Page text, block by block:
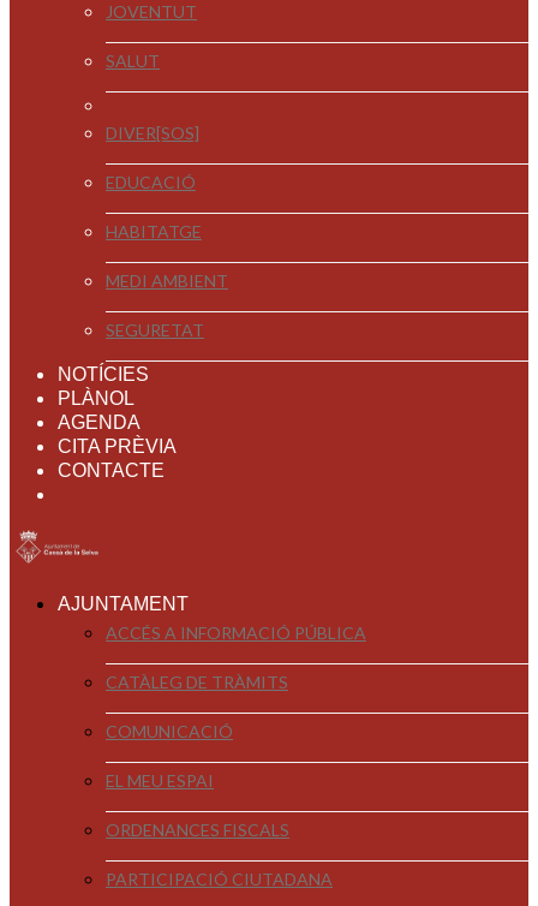
JOVENTUT
SALUT
DIVER[SOS]
EDUCACIÓ
HABITATGE
MEDI AMBIENT
SEGURETAT
NOTÍCIES
PLÀNOL
AGENDA
CITA PRÈVIA
CONTACTE
AJUNTAMENT
ACCÉS A INFORMACIÓ PÚBLICA
CATÀLEG DE TRÀMITS
COMUNICACIÓ
EL MEU ESPAI
ORDENANCES FISCALS
PARTICIPACIÓ CIUTADANA